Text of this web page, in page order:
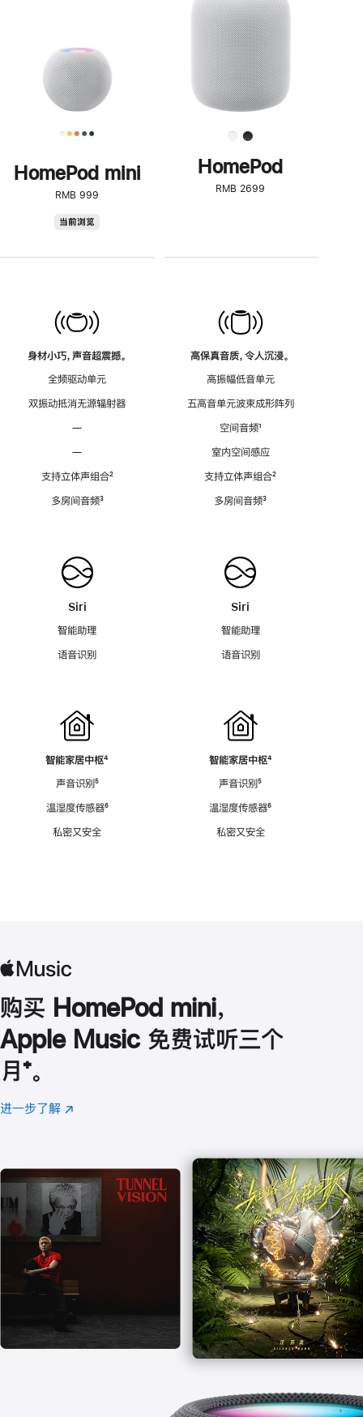
HomePod mini
RMB 999
当前浏览
身材小巧，声音超震撼。
全频驱动单元
双振动抵消无源辐射器
—
—
支持立体声组合脚
²
多房间音频脚
³
Siri
智能助理
语音识别
智能家居中枢脚
⁴
声音识别脚
⁵
温湿度传感器脚
⁶
私密又安全
了
解
HomePod<
HomePod
RMB 2699
高保真音质，令人沉浸。
高振幅低音单元
五高音单元波束成形阵列
空间音频脚
¹
室内空间感应
支持立体声组合脚
²
多房间音频脚
³
Siri
智能助理
语音识别
智能家居中枢脚
⁴
声音识别脚
⁵
温湿度传感器脚
⁶
私密又安全
购买 HomePod mini，
Apple Music 免费试听三个
月 脚
注
⁺。
进一步了解 Apple
(在
口
中
打
开)